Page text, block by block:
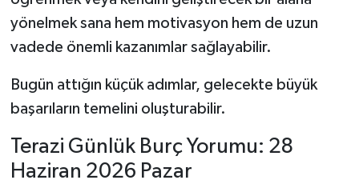
yönelmek sana hem motivasyon hem de uzun
vadede önemli kazanımlar sağlayabilir.
Bugün attığın küçük adımlar, gelecekte büyük
başarıların temelini oluşturabilir.
Terazi Günlük Burç Yorumu: 28
Haziran 2026 Pazar